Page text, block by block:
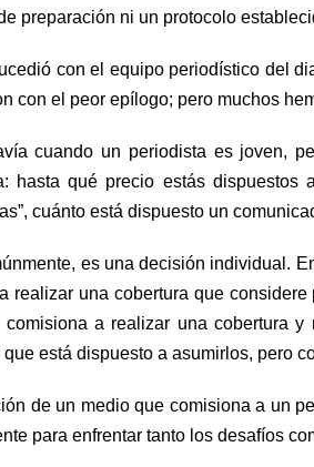
preparación ni un protocolo
con el equipo periodístico del
con el peor epílogo; pero muchos
cuando un periodista es joven,
hasta qué precio estás
cuánto está dispuesto un
es una decisión individual.
realizar una cobertura que
comisiona a realizar una cobertura
que está dispuesto a asumirlos, pero
de un medio que comisiona a un
para enfrentar tanto los desafíos